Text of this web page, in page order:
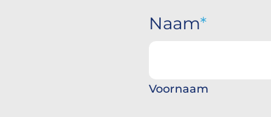
Naam
Voornaam